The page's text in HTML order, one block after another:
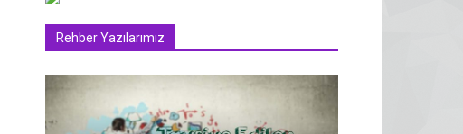
Rehber Yazılarımız